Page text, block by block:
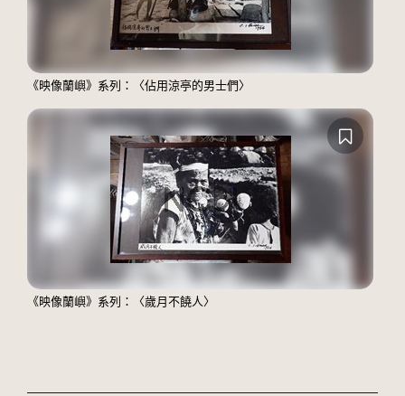
《映像蘭嶼》系列：〈佔用涼亭的男士們〉
《映像蘭嶼》系列：〈歲月不饒人〉